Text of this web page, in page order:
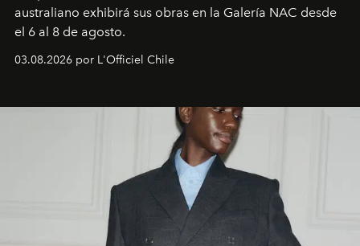
australiano exhibirá sus obras en la Galería NAC desde
el 6 al 8 de agosto.
03.08.2026 por L'Officiel Chile